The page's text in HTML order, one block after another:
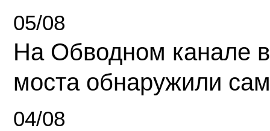
05/08
На Обводном канале
моста обнаружили
04/08